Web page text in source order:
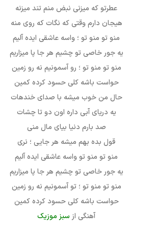
عطرتو که میزنی نبض منم تند میزنه
هیجان دارم وقتی که نگات که روی منه
منو تو منو تو ؛ واسه عاشقی ایده آلیم
یه جور خاصی تو چشیم هر‌ جا پا میزاریم
منو تو منو تو ؛ رو آسمونیم نه رو زمین
حواست باشه کلی حسود کرده کمین
حال من خوب میشه با صدای خندهات
یه دریای آبی داره اون دو تا چشات
صد بارم دنیا بیای مال منی
قول بده بهم میشه هر جایی ؛ نری
منو تو منو تو واسه عاشقی ایده آلیم
یه جور خاصی تو چشیم هر‌ جا پا میزاریم
منو تو منو تو ؛ تو آسمونیم نه رو زمین
حواست باشه کلی حسود کرده کمین
آهنگی از سبز موزیک